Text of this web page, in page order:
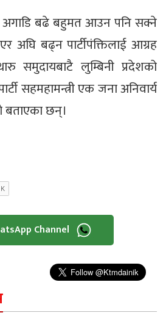
अगाडि बढे बहुमत आउन पनि सक्ने
अघि बढ्न पार्टीपंक्तिलाई आग्रह
लुम्बिनी प्रदेशको
सहमहामन्त्री एक जना अनिवार्य
बताएका छन्।
Channel